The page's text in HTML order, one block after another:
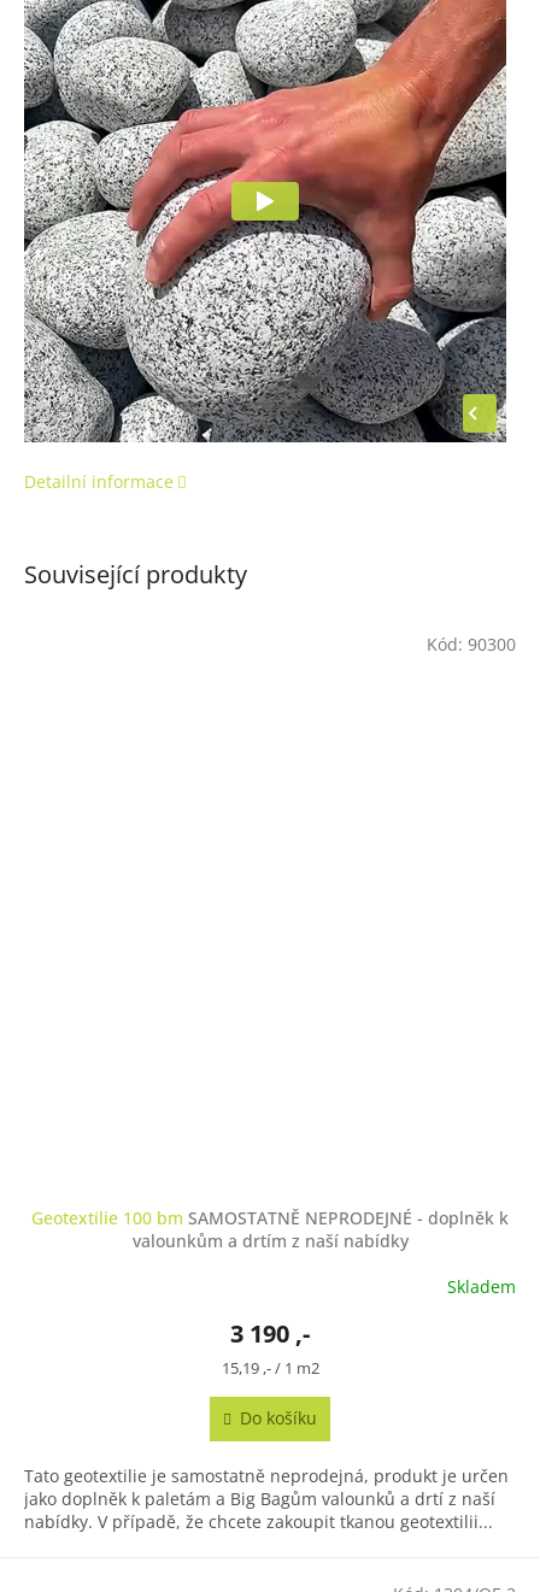
Detailní informace
Související produkty
Geotextilie 100 bm SAMOSTATNĚ NEPRODEJNÉ - doplněk k
valounkům a drtím z naší nabídky
Skladem
3 190 ,-
Měrná
15,19 ,- / 1 m2
Do košíku
Tato geotextilie je samostatně neprodejná, produkt je určen
jako doplněk k paletám a Big Bagům valounků a drtí z naší
nabídky. V případě, že chcete zakoupit tkanou geotextilii...
Kód: 90300